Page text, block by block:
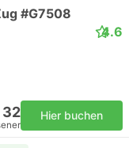
#G7508
4.6
32 Hier buchen